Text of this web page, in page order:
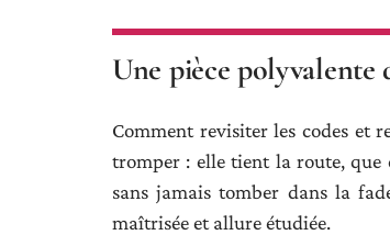
Une pièce polyvalente
Comment revisiter les codes et
tromper : elle tient la route, que
sans jamais tomber dans la
maîtrisée et allure étudiée.